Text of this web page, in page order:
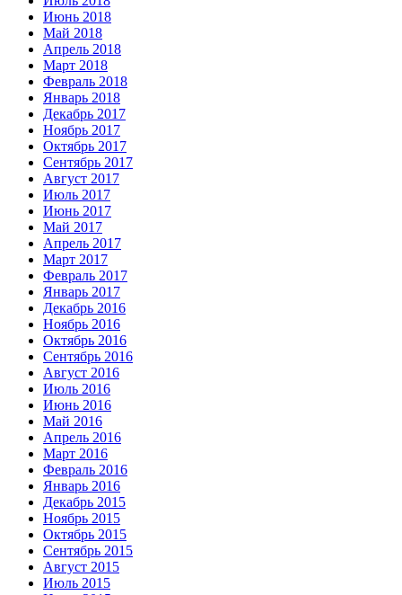
Июнь 2018
Май 2018
Апрель 2018
Март 2018
Февраль 2018
Январь 2018
Декабрь 2017
Ноябрь 2017
Октябрь 2017
Сентябрь 2017
Август 2017
Июль 2017
Июнь 2017
Май 2017
Апрель 2017
Март 2017
Февраль 2017
Январь 2017
Декабрь 2016
Ноябрь 2016
Октябрь 2016
Сентябрь 2016
Август 2016
Июль 2016
Июнь 2016
Май 2016
Апрель 2016
Март 2016
Февраль 2016
Январь 2016
Декабрь 2015
Ноябрь 2015
Октябрь 2015
Сентябрь 2015
Август 2015
Июль 2015